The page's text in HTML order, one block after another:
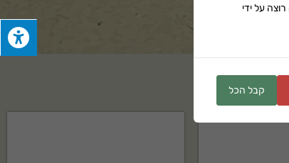
על ידי
קבל הכל